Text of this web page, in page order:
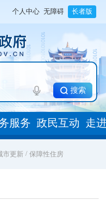
个人中心 无障碍 长者版
搜索
服务 政民互动 走
市更新 / 保障性住房